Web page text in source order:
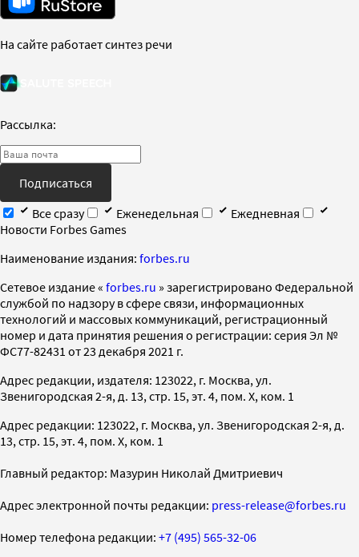
На сайте работает синтез речи
Рассылка:
Подписаться
Все сразу
Еженедельная
Ежедневная
Новости Forbes Games
Наименование издания: forbes.ru
Cетевое издание « forbes.ru » зарегистрировано Федеральной
службой по надзору в сфере связи, информационных
технологий и массовых коммуникаций, регистрационный
номер и дата принятия решения о регистрации: серия Эл №
ФС77-82431 от 23 декабря 2021 г.
Адрес редакции, издателя: 123022, г. Москва, ул.
Звенигородская 2-я, д. 13, стр. 15, эт. 4, пом. X, ком. 1
Адрес редакции: 123022, г. Москва, ул. Звенигородская 2-я, д.
13, стр. 15, эт. 4, пом. X, ком. 1
Главный редактор: Мазурин Николай Дмитриевич
Адрес электронной почты редакции: press-release@forbes.ru
Номер телефона редакции: +7 (495) 565-32-06